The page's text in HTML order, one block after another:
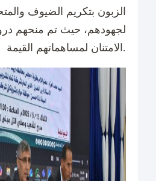
الزبون بتكريم الضيوف
لجهودهم، حيث تم منحهم
الامتنان لمساهماتهم القيمة.